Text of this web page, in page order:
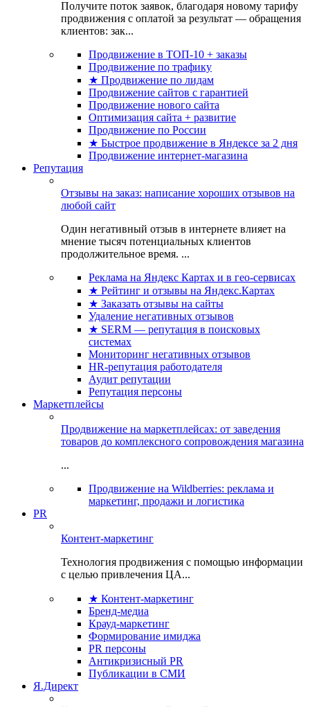
Получите поток заявок, благодаря новому тарифу
продвижения с оплатой за результат — обращения
клиентов: зак...
Продвижение в ТОП-10 + заказы
Продвижение по трафику
★ Продвижение по лидам
Продвижение сайтов с гарантией
Продвижение нового сайта
Оптимизация сайта + развитие
Продвижение по России
★ Быстрое продвижение в Яндексе за 2 дня
Продвижение интернет-магазина
Репутация
Отзывы на заказ: написание хороших отзывов на
любой сайт
Один негативный отзыв в интернете влияет на
мнение тысяч потенциальных клиентов
продолжительное время. ...
Реклама на Яндекс Картах и в гео-сервисах
★ Рейтинг и отзывы на Яндекс.Картах
★ Заказать отзывы на сайты
Удаление негативных отзывов
★ SERM — репутация в поисковых
системах
Мониторинг негативных отзывов
HR-репутация работодателя
Аудит репутации
Репутация персоны
Маркетплейсы
Продвижение на маркетплейсах: от заведения
товаров до комплексного сопровождения магазина
...
Продвижение на Wildberries: реклама и
маркетинг, продажи и логистика
PR
Контент-маркетинг
Технология продвижения с помощью информации
с целью привлечения ЦА...
★ Контент-маркетинг
Бренд-медиа
Крауд-маркетинг
Формирование имиджа
PR персоны
Антикризисный PR
Публикации в СМИ
Я.Директ